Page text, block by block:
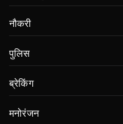
नौकरी
पुलिस
ब्रेकिंग
मनोरंजन